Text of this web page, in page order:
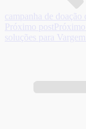
campanha de
Próximo post Próximo
soluções para